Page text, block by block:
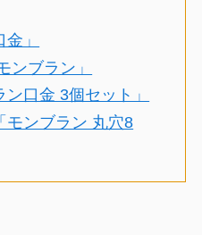
」
ンブラン」
口金 3個セット」
モンブラン 丸穴8